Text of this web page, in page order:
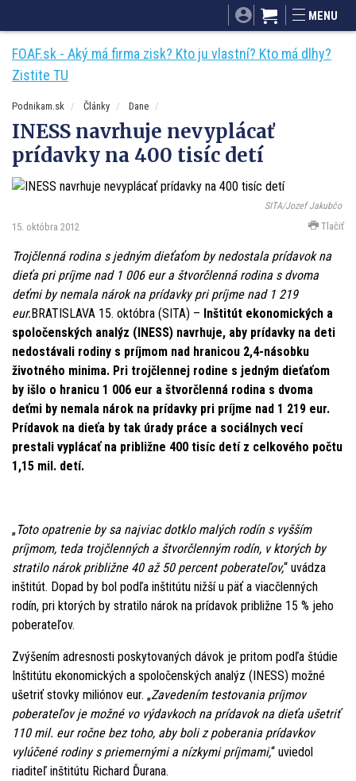
Mnamky-recepty.sk
MENU
FOAF.sk - Aký má firma zisk? Kto ju vlastní? Kto má dlhy?
Zistite TU
Podnikam.sk Články Dane
INESS navrhuje nevyplácať
prídavky na 400 tisíc detí
SITA/Jozef Jakubčo
15. októbra 2012 Tlačiť
Trojčlenná rodina s jedným dieťaťom by nedostala prídavok na
dieťa pri príjme nad 1 006 eur a štvorčlenná rodina s dvoma
deťmi by nemala nárok na prídavky pri príjme nad 1 219
eur.BRATISLAVA 15. októbra (SITA) – Inštitút ekonomických a
spoločenských analýz (INESS) navrhuje, aby prídavky na deti
nedostávali rodiny s príjmom nad hranicou 2,4-násobku
životného minima. Pri trojčlennej rodine s jedným dieťaťom
by išlo o hranicu 1 006 eur a štvorčlenná rodina s dvoma
deťmi by nemala nárok na prídavky pri príjme nad 1 219 eur.
Prídavok na dieťa by tak úrady práce a sociálnych vecí
prestali vyplácať na približne 400 tisíc detí z celkového počtu
1,15 mil. detí.
„Toto opatrenie by sa najviac dotklo malých rodín s vyšším
príjmom, teda trojčlenných a štvorčlenným rodín, v ktorých by
stratilo nárok približne 40 až 50 percent poberateľov,“ uvádza
inštitút. Dopad by bol podľa inštitútu nižší u päť a viacčlenných
rodín, pri ktorých by stratilo nárok na prídavok približne 15 % jeho
poberateľov.
Zvýšením adresnosti poskytovaných dávok je pritom podľa štúdie
Inštitútu ekonomických a spoločenských analýz (INESS) možné
ušetriť stovky miliónov eur. „Zavedením testovania príjmov
poberateľov je možné vo výdavkoch na prídavok na dieťa ušetriť
110 mil. eur ročne bez toho, aby boli z poberania prídavkov
vylúčené rodiny s priemernými a nízkymi príjmami,“ uviedol
riaditeľ inštitútu Richard Ďurana.